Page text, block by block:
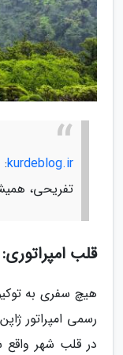
kurdeblog.ir
تفریحی،
قلب
هیچ سفری به توکیو
رسمی امپراتور
در قلب شهر